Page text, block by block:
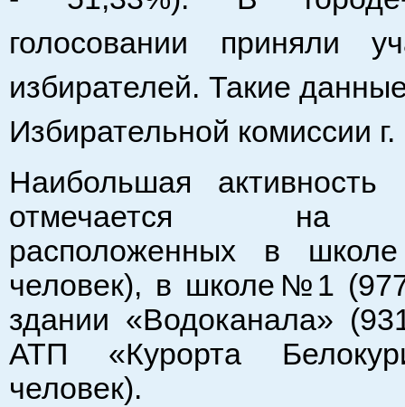
голосовании приняли
избирателей. Такие
Избирательной комиссии
Наибольшая активность
отмечается на
расположенных в
человек), в школе№1
здании «Водоканала»
АТП «Курорта
человек).